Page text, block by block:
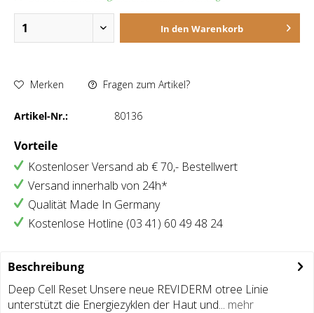
In den Warenkorb
Merken Fragen zum Artikel?
Artikel-Nr.: 80136
Vorteile
Kostenloser Versand ab € 70,- Bestellwert
Versand innerhalb von 24h*
Qualität Made In Germany
Kostenlose Hotline (03 41) 60 49 48 24
Beschreibung
Deep Cell Reset Unsere neue REVIDERM otree Linie
unterstützt die Energiezyklen der Haut und... mehr